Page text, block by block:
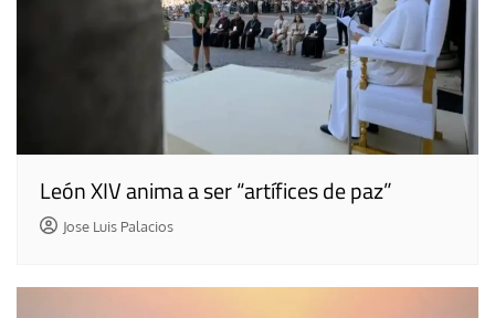
León XIV anima a ser “artífices de paz”
Jose Luis Palacios